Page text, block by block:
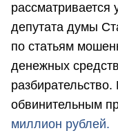
депутата думы
по статьям
денежных
обвинительным
миллион рублей.